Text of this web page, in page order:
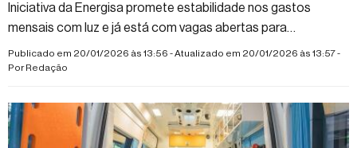
Iniciativa da Energisa promete estabilidade nos gastos
mensais com luz e já está com vagas abertas para
moradores das duas cidades
Publicado em 20/01/2026 às 13:56 - Atualizado em 20/01/2026 às 13:57 -
PorRedação